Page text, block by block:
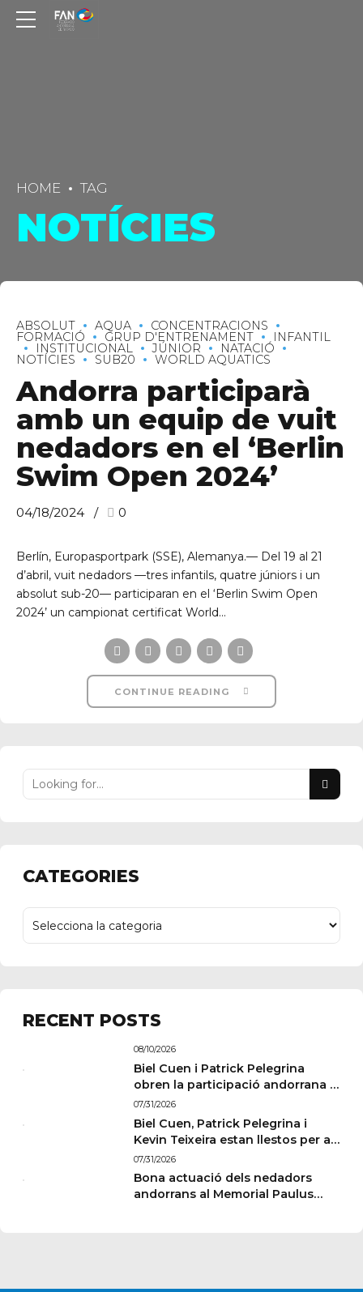
C/ Narciso Yepes s/n AD300 Ordino
HOME TAG
NOTÍCIES
ABSOLUT AQUA CONCENTRACIONS
FORMACIÓ GRUP D'ENTRENAMENT INFANTIL
INSTITUCIONAL JÚNIOR NATACIÓ
NOTÍCIES SUB20 WORLD AQUATICS
Andorra participarà
amb un equip de vuit
nedadors en el ‘Berlin
Swim Open 2024’
04/18/2024 0
Berlín, Europasportpark (SSE), Alemanya.— Del 19 al 21
d’abril, vuit nedadors —tres infantils, quatre júniors i un
absolut sub-20— participaran en el ‘Berlin Swim Open
2024’ un campionat certificat World...
CONTINUE READING
CATEGORIES
RECENT POSTS
08/10/2026
Biel Cuen i Patrick Pelegrina
obren la participació andorrana a
l’Europeu de París
07/31/2026
Biel Cuen, Patrick Pelegrina i
Kevin Teixeira estan llestos per a
París
07/31/2026
Bona actuació dels nedadors
andorrans al Memorial Paulus